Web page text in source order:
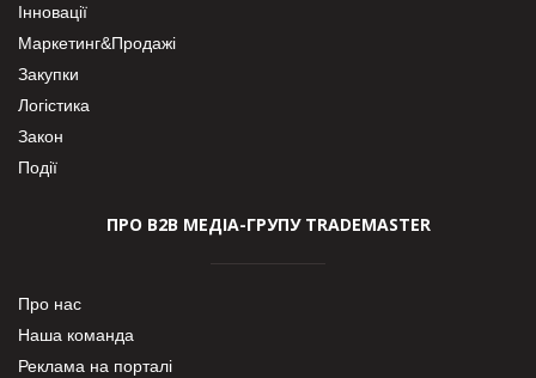
Інновації
Маркетинг&Продажі
Закупки
Логістика
Закон
Події
ПРО В2В МЕДІА-ГРУПУ TRADEMASTER
Про нас
Наша команда
Реклама на порталі